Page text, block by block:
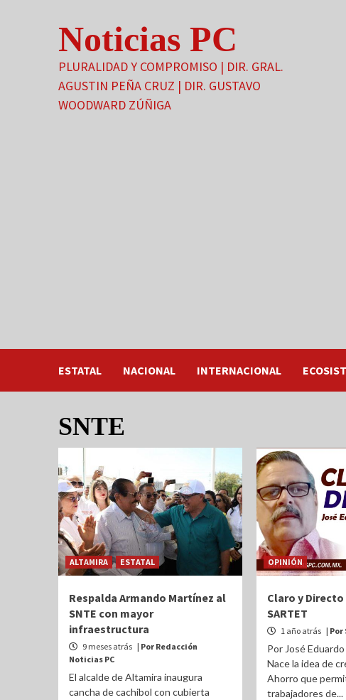
Noticias PC
PLURALIDAD Y COMPROMISO | DIR. GRAL.
AGUSTIN PEÑA CRUZ | DIR. GUSTAVO
WOODWARD ZÚÑIGA
ESTATAL NACIONAL INTERNACIONAL
SNTE
ALTAMIRA ESTATAL
Respalda Armando Martínez al
SNTE con mayor
infraestructura
9 meses atrás | Por Redacción
Noticias PC
El alcalde de Altamira inaugura
cancha de cachibol con cubierta
OPINIÓN
Claro y
SARTET
1 año atrás |
Por José
Nace la idea de
Ahorro que
trabajadores de...